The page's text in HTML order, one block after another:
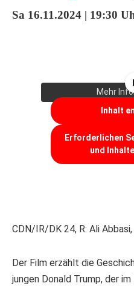
Sa 16.11.2024 | 19:30
Mehr
Inhalt
Erforderlichen
und
CDN/IR/DK 24, R: Ali
Der Film erzählt die
jungen Donald Trump, der